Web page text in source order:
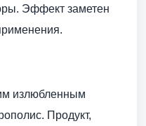
Эффект заметен
излюбленным
Продукт,